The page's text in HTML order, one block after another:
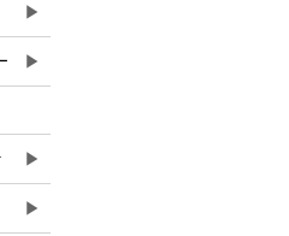
▶
▶
▶
▶